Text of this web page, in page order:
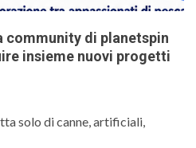
community di planetspin
insieme nuovi progetti
solo di canne, artificiali,